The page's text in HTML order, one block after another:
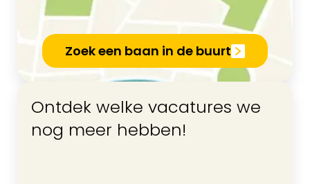
Zoek een baan in de buurt
Ontdek welke vacatures we
nog meer hebben!